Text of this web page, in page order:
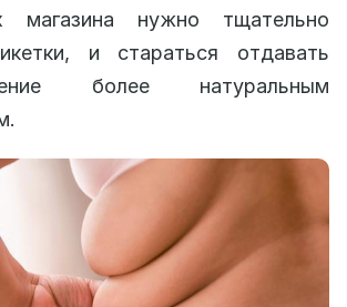
магазина нужно тщательно
и стараться отдавать
более натуральным